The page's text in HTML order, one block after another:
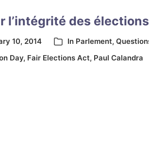
l’intégrité des élections
10, 2014 In Parlement,
Day, Fair Elections Act, Paul Calandra